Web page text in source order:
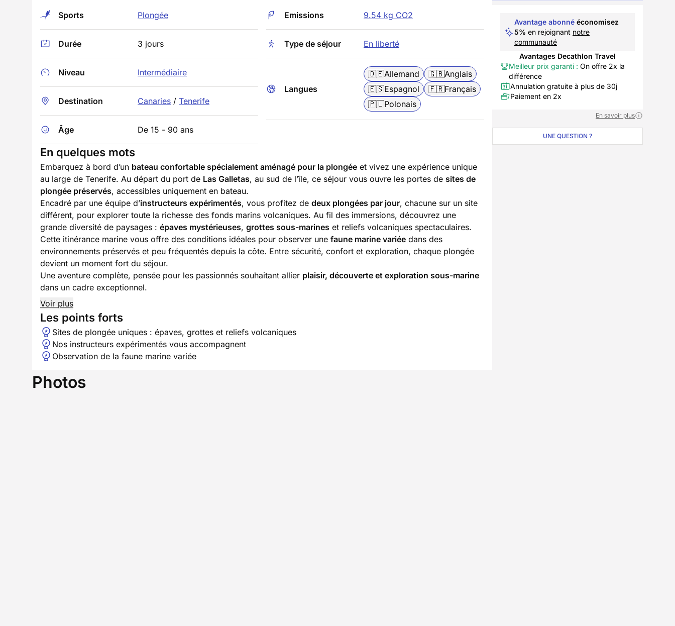
Sports Plongée
Durée 3 jours
Niveau Intermédiaire
Destination Canaries / Tenerife
Âge De 15 - 90 ans
Emissions 9.54 kg CO2
Type de séjour En liberté
Langues
🇩🇪Allemand 🇬🇧Anglais
🇪🇸Espagnol 🇫🇷Français
🇵🇱Polonais
En quelques mots
Embarquez à bord d’un bateau confortable spécialement aménagé pour la plongée et vivez une expérience unique
au large de Tenerife. Au départ du port de Las Galletas, au sud de l’île, ce séjour vous ouvre les portes de sites de
plongée préservés, accessibles uniquement en bateau.
Encadré par une équipe d’instructeurs expérimentés, vous profitez de deux plongées par jour, chacune sur un site
différent, pour explorer toute la richesse des fonds marins volcaniques. Au fil des immersions, découvrez une
grande diversité de paysages : épaves mystérieuses, grottes sous-marines et reliefs volcaniques spectaculaires.
Cette itinérance marine vous offre des conditions idéales pour observer une faune marine variée dans des
environnements préservés et peu fréquentés depuis la côte. Entre sécurité, confort et exploration, chaque plongée
devient un moment fort du séjour.
Une aventure complète, pensée pour les passionnés souhaitant allier plaisir, découverte et exploration sous-marine
dans un cadre exceptionnel.
Voir plus
Les points forts
Sites de plongée uniques : épaves, grottes et reliefs volcaniques
Nos instructeurs expérimentés vous accompagnent
Observation de la faune marine variée
Photos
Avantage abonné économisez
5% en rejoignant notre
communauté
Avantages Decathlon Travel
Meilleur prix garanti : On offre 2x la
différence
Annulation gratuite à plus de 30j
Paiement en 2x
En savoir plus
UNE QUESTION ?